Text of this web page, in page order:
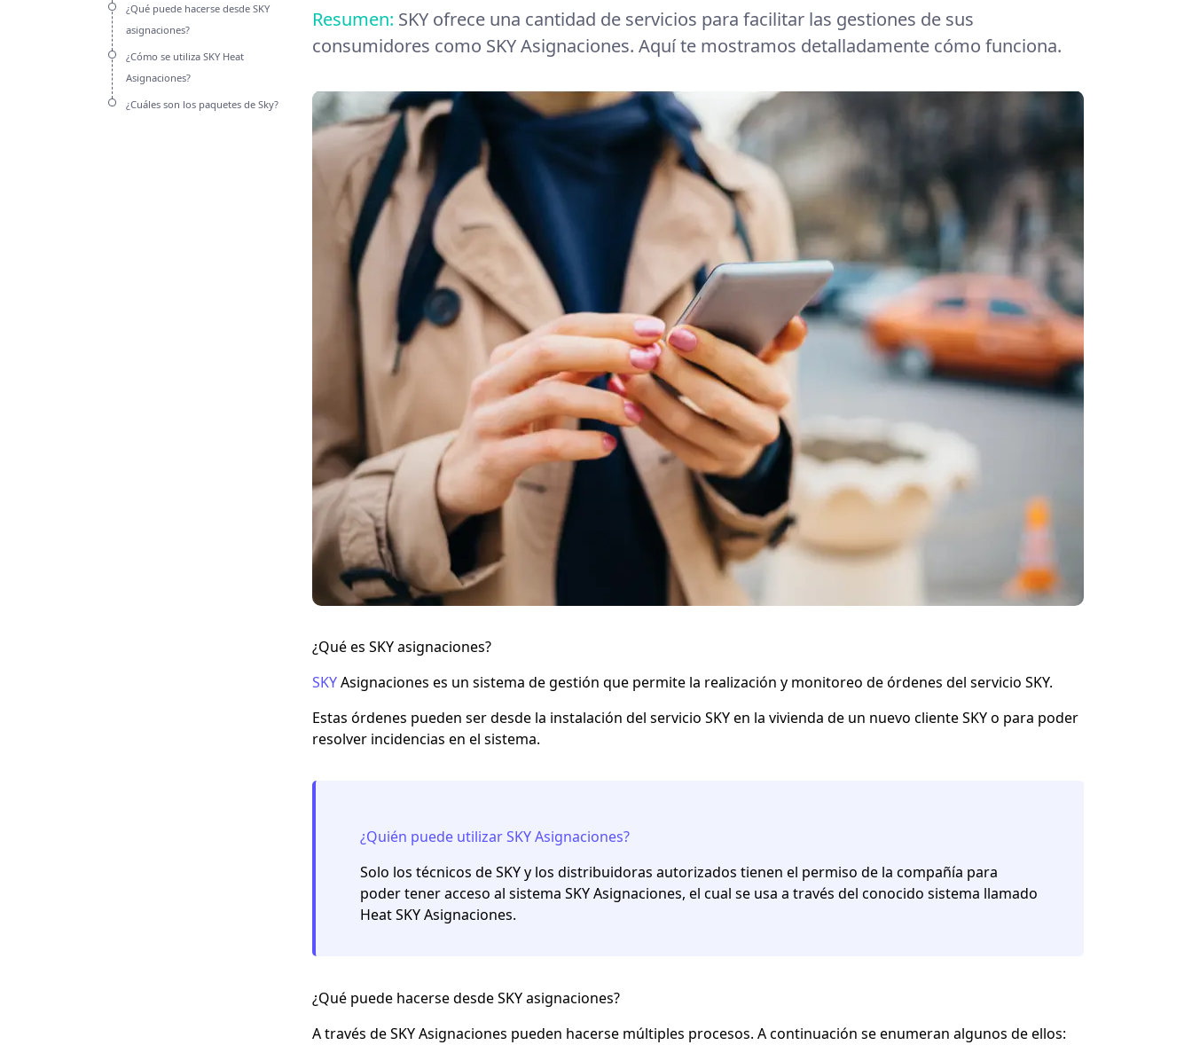
¿Qué puede hacerse desde SKY
asignaciones?
¿Cómo se utiliza SKY Heat
Asignaciones?
¿Cuáles son los paquetes de Sky?
Resumen: SKY ofrece una cantidad de servicios para facilitar las gestiones de sus
consumidores como SKY Asignaciones. Aquí te mostramos detalladamente cómo funciona.
¿Qué es SKY asignaciones?
SKYAsignaciones es un sistema de gestión que permite la realización y monitoreo de órdenes del servicio SKY.
Estas órdenes pueden ser desde la instalación del servicio SKY en la vivienda de un nuevo cliente SKY o para poder
resolver incidencias en el sistema.
¿Quién puede utilizar SKY Asignaciones?
Solo los técnicos de SKY y los distribuidoras autorizados tienen el permiso de la compañía para
poder tener acceso al sistema SKY Asignaciones, el cual se usa a través del conocido sistema llamado
Heat SKY Asignaciones.
¿Qué puede hacerse desde SKY asignaciones?
A través de SKY Asignaciones pueden hacerse múltiples procesos. A continuación se enumeran algunos de ellos: